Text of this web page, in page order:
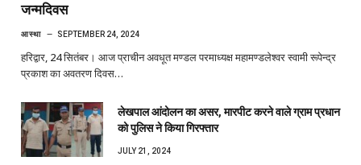
जन्मदिवस
आस्था SEPTEMBER 24, 2024
हरिद्वार, 24 सितंबर। आज प्राचीन अवधूत मण्डल परमाध्यक्ष महामण्डलेश्वर स्वामी रूपेन्द्र
प्रकाश का अवतरण दिवस…
लेखपाल आंदोलन का असर, मारपीट करने वाले ग्राम प्रधान
को पुलिस ने किया गिरफ्तार
JULY 21, 2024